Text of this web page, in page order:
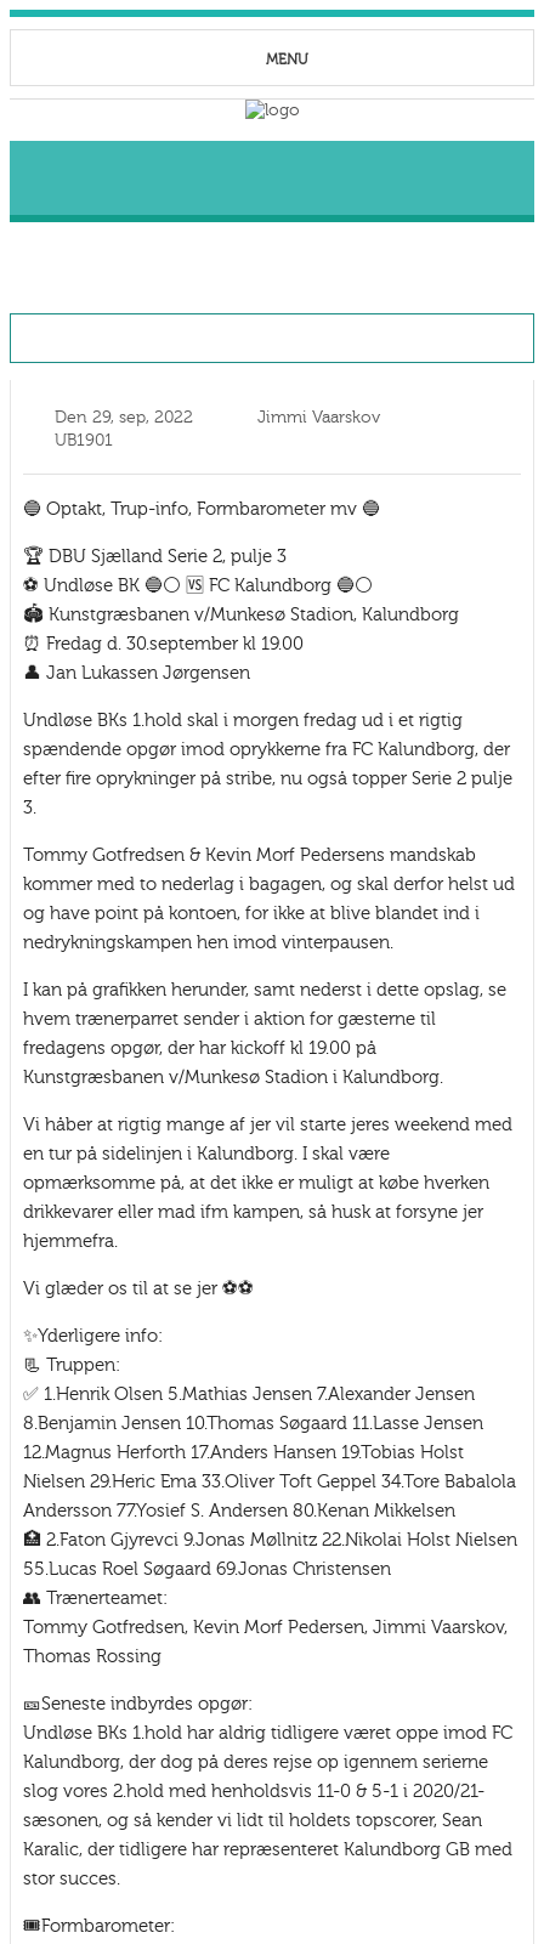
MENU
Den 29, sep, 2022
Jimmi Vaarskov
UB1901
🔵 Optakt, Trup-info, Formbarometer mv 🔵
🏆 DBU Sjælland Serie 2, pulje 3
⚽️ Undløse BK 🔵⚪ 🆚 FC Kalundborg 🔵⚪
🏟 Kunstgræsbanen v/Munkesø Stadion, Kalundborg
⏰ Fredag d. 30.september kl 19.00
👤 Jan Lukassen Jørgensen
Undløse BKs 1.hold skal i morgen fredag ud i et rigtig
spændende opgør imod oprykkerne fra FC Kalundborg, der
efter fire oprykninger på stribe, nu også topper Serie 2 pulje
3.
Tommy Gotfredsen & Kevin Morf Pedersens mandskab
kommer med to nederlag i bagagen, og skal derfor helst ud
og have point på kontoen, for ikke at blive blandet ind i
nedrykningskampen hen imod vinterpausen.
I kan på grafikken herunder, samt nederst i dette opslag, se
hvem trænerparret sender i aktion for gæsterne til
fredagens opgør, der har kickoff kl 19.00 på
Kunstgræsbanen v/Munkesø Stadion i Kalundborg.
Vi håber at rigtig mange af jer vil starte jeres weekend med
en tur på sidelinjen i Kalundborg. I skal være
opmærksomme på, at det ikke er muligt at købe hverken
drikkevarer eller mad ifm kampen, så husk at forsyne jer
hjemmefra.
Vi glæder os til at se jer ⚽️⚽️
✨️Yderligere info:
📃 Truppen:
✅️ 1.Henrik Olsen 5.Mathias Jensen 7.Alexander Jensen
8.Benjamin Jensen 10.Thomas Søgaard 11.Lasse Jensen
12.Magnus Herforth 17.Anders Hansen 19.Tobias Holst
Nielsen 29.Heric Ema 33.Oliver Toft Geppel 34.Tore Babalola
Andersson 77.Yosief S. Andersen 80.Kenan Mikkelsen
🏥 2.Faton Gjyrevci 9.Jonas Møllnitz 22.Nikolai Holst Nielsen
55.Lucas Roel Søgaard 69.Jonas Christensen
👥️️ Trænerteamet:
Tommy Gotfredsen, Kevin Morf Pedersen, Jimmi Vaarskov,
Thomas Rossing
🎫Seneste indbyrdes opgør:
Undløse BKs 1.hold har aldrig tidligere været oppe imod FC
Kalundborg, der dog på deres rejse op igennem serierne
slog vores 2.hold med henholdsvis 11-0 & 5-1 i 2020/21-
sæsonen, og så kender vi lidt til holdets topscorer, Sean
Karalic, der tidligere har repræsenteret Kalundborg GB med
stor succes.
🎟Formbarometer: